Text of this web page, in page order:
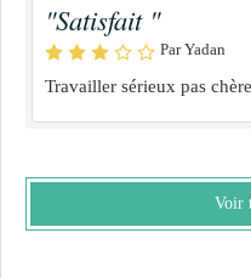
"Satisfait "
Par Yadan
Travailler sérieux pas
Voir